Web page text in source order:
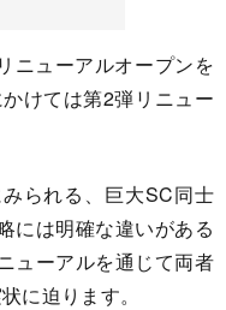
ニューアルオープンを
けては第2弾リニュー
られる、巨大SC同士
には明確な違いがある
ューアルを通じて両者
に迫ります。